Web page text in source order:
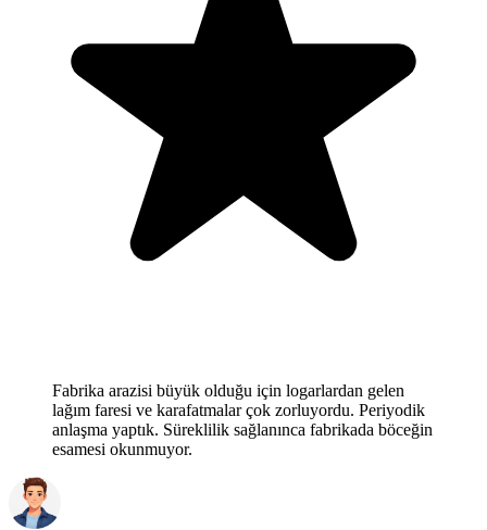
Fabrika arazisi büyük olduğu için logarlardan gelen
lağım faresi ve karafatmalar çok zorluyordu. Periyodik
anlaşma yaptık. Süreklilik sağlanınca fabrikada böceğin
esamesi okunmuyor.